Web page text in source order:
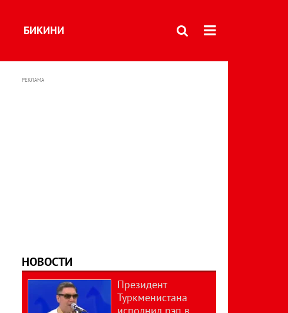
БИКИНИ
РЕКЛАМА
НОВОСТИ
Президент
Туркменистана